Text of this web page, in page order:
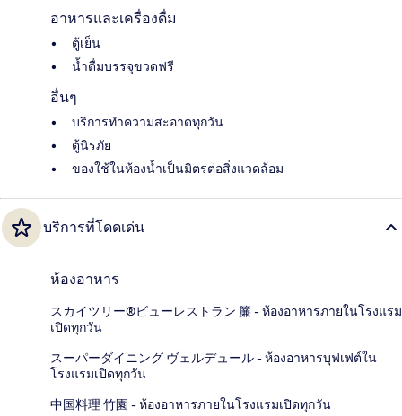
อาหารและเครื่องดื่ม
ตู้เย็น
น้ำดื่มบรรจุขวดฟรี
อื่นๆ
บริการทำความสะอาดทุกวัน
ตู้นิรภัย
ของใช้ในห้องน้ำเป็นมิตรต่อสิ่งแวดล้อม
บริการที่โดดเด่น
ห้องอาหาร
スカイツリー®ビューレストラン 簾 - ห้องอาหารภายในโรงแรม
เปิดทุกวัน
スーパーダイニング ヴェルデュール - ห้องอาหารบุฟเฟต์ใน
โรงแรมเปิดทุกวัน
中国料理 竹園 - ห้องอาหารภายในโรงแรมเปิดทุกวัน